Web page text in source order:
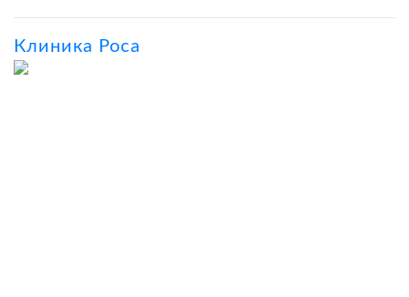
Клиника Роса